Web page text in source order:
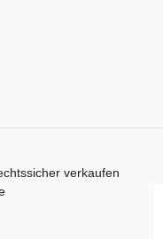
verkaufen